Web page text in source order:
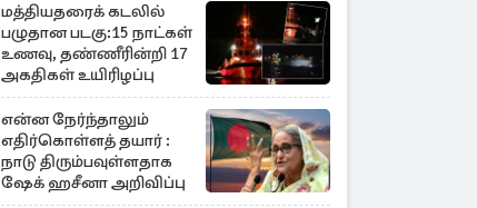
மத்தியதரைக் கடலில்
பழுதான படகு:15 நாட்கள்
உணவு, தண்ணீரின்றி 17
அகதிகள் உயிரிழப்பு
என்ன நேர்ந்தாலும்
எதிர்கொள்ளத் தயார் :
நாடு திரும்பவுள்ளதாக
ஷேக் ஹசீனா அறிவிப்பு